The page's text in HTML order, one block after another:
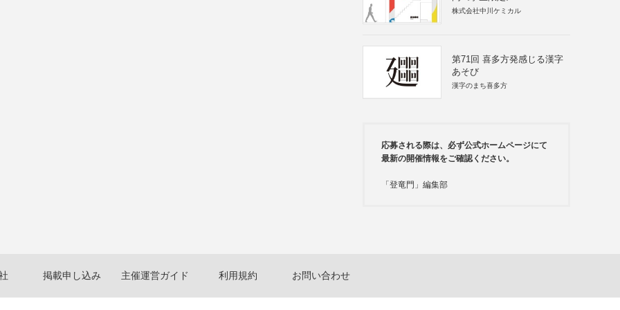
株式会社中川ケミカル
第71回 喜多方発感じる漢字
あそび
漢字のまち喜多方
応募される際は、必ず公式ホームページにて
最新の開催情報をご確認ください。
「登竜門」編集部
掲載申し込み 主催運営ガイド 利用規約 お問い合わせ